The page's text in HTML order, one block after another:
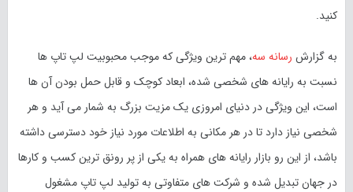
کنید.
به گزارش رسانه سه، مهم ترین ویژگی که موجب محبوبیت لپ تاپ ها
نسبت به رایانه های شخصی شده، ابعاد کوچک و قابل حمل بودن آن ها
است، این ویژگی در دنیای امروزی یک مزیت بزرگ به شمار می آید و هر
شخصی نیاز دارد تا در هر مکانی به اطلاعات مورد نیاز خود دسترسی داشته
باشد، از این رو بازار رایانه های همراه به یکی از پر رونق ترین کسب و کار‌ها
در جهان تبدیل شده و شرکت های متفاوتی به تولید لپ تاپ مشغول